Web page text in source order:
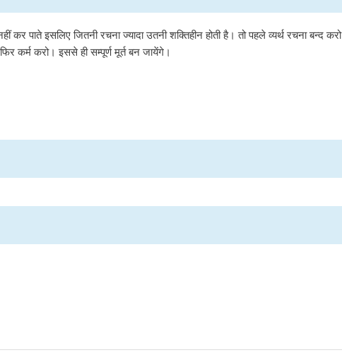
पाते इसलिए जितनी रचना ज्यादा उतनी शक्तिहीन होती है। तो पहले व्यर्थ रचना बन्द करो
कर्म करो। इससे ही सम्पूर्ण मूर्त बन जायेंगे।